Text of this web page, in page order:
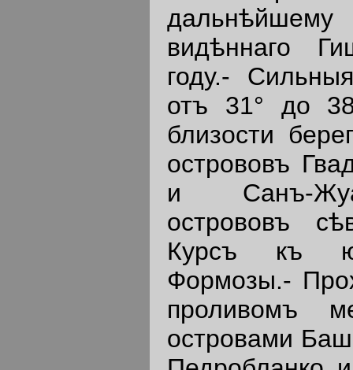
видѣннаго
году.-
отъ 31° до
близости
острововъ
и Санъ-
острововъ
Курсъ къ
Формозы.-
проливомъ
островами